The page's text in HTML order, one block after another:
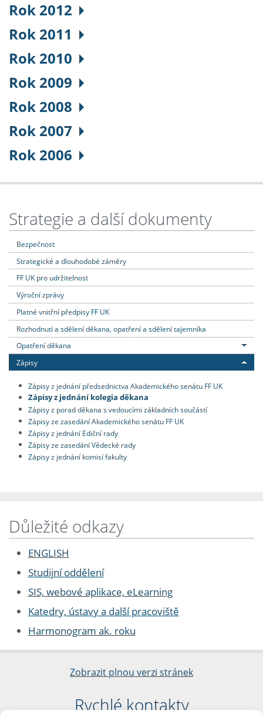
Rok 2012
Rok 2011
Rok 2010
Rok 2009
Rok 2008
Rok 2007
Rok 2006
Strategie a další dokumenty
Bezpečnost
Strategické a dlouhodobé záměry
FF UK pro udržitelnost
Výroční zprávy
Platné vnitřní předpisy FF UK
Rozhodnutí a sdělení děkana, opatření a sdělení tajemníka
Opatření děkana
Zápisy
Zápisy z jednání předsednictva Akademického senátu FF UK
Zápisy z jednání kolegia děkana
Zápisy z porad děkana s vedoucími základních součástí
Zápisy ze zasedání Akademického senátu FF UK
Zápisy z jednání Ediční rady
Zápisy ze zasedání Vědecké rady
Zápisy z jednání komisí fakulty
Důležité odkazy
ENGLISH
Studijní oddělení
SIS, webové aplikace, eLearning
Katedry, ústavy a další pracoviště
Harmonogram ak. roku
Zobrazit plnou verzi stránek
Rychlé kontakty